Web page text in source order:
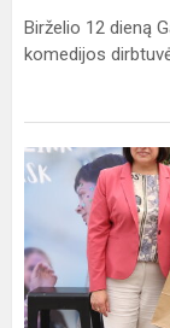
Birželio 12 dieną
komedijos
Fotografijose
–
miestas